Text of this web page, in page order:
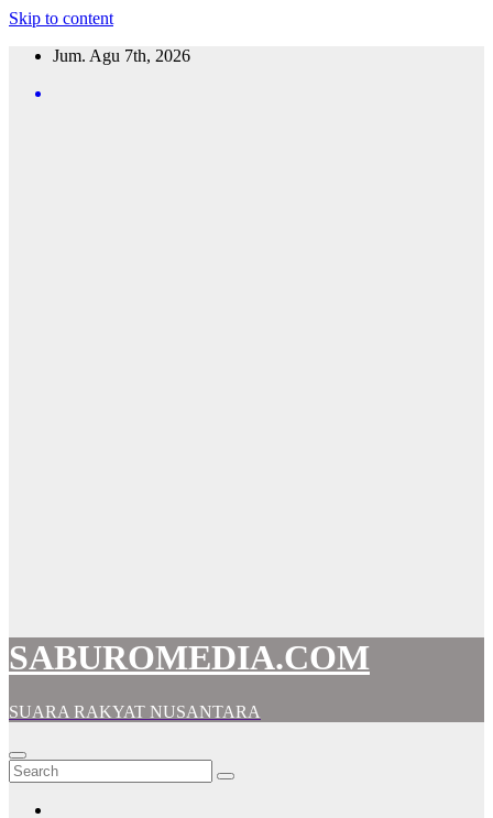
Skip to content
Jum. Agu 7th, 2026
SABUROMEDIA.COM
SUARA RAKYAT NUSANTARA